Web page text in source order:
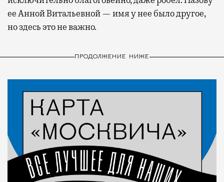
ее Анной Витальевной — имя у нее было другое,
но здесь это не важно.
ПРОДОЛЖЕНИЕ НИЖЕ